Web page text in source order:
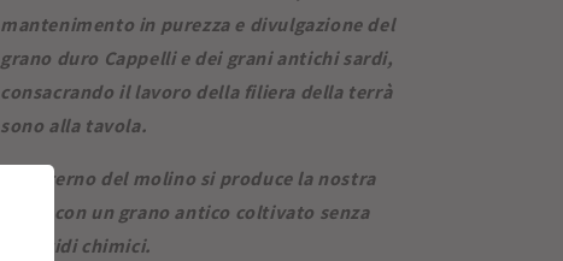
mantenimento in purezza e divulgazione del
grano duro Cappelli e dei grani antichi sardi,
consacrando il lavoro della filiera della terrà
sono alla tavola.
All’interno del molino si produce la nostra
pasta con un grano antico coltivato senza
pesticidi chimici.